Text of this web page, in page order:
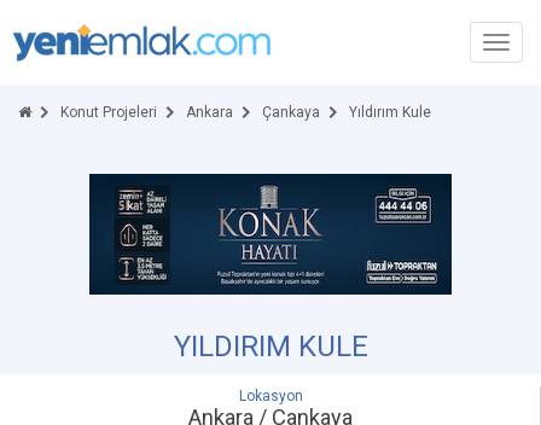
Konut Projeleri Ankara Çankaya Yıldırım Kule
YILDIRIM KULE
Lokasyon
Ankara / Çankaya